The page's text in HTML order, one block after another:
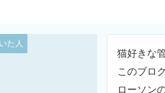
このブロ
ローソン